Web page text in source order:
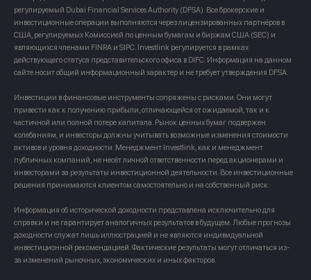
регулируемый Dubai Financial Services Authority (DFSA). Все брокерские и
инвестиционные операции выполняются через лицензированных партнёров в
США, регулируемых Комиссией по ценным бумагам и биржам США (SEC) и
являющихся членами FINRA и SIPC. Investlink регулируется в рамках
действующего статуса представительского офиса в DIFC. Информация на данном
сайте носит общий информационный характер и не требует утверждения DFSA.
Инвестиции в финансовые инструменты сопряжены с рисками. Они могут
привести как к получению прибыли, отличающейся от ожидаемой, так и к
частичной или полной потере капитала. Рынок ценных бумаг подвержен
колебаниям, и инвесторы должны учитывать возможные изменения стоимости
активов и уровня доходности. Менеджмент Investlink, как и менеджмент
публичных компаний, не несёт личной ответственности перед акционерами и
инвесторами за результаты инвестиционной деятельности. Все инвестиционные
решения принимаются клиентом самостоятельно и на собственный риск.
Информация об исторической доходности представлена исключительно для
справки и не гарантирует аналогичных результатов в будущем. Любые прогнозы
доходности служат лишь иллюстрацией и не являются индивидуальной
инвестиционной рекомендацией. Фактические результаты могут отличаться из-
за изменений рыночных, экономических и иных факторов.